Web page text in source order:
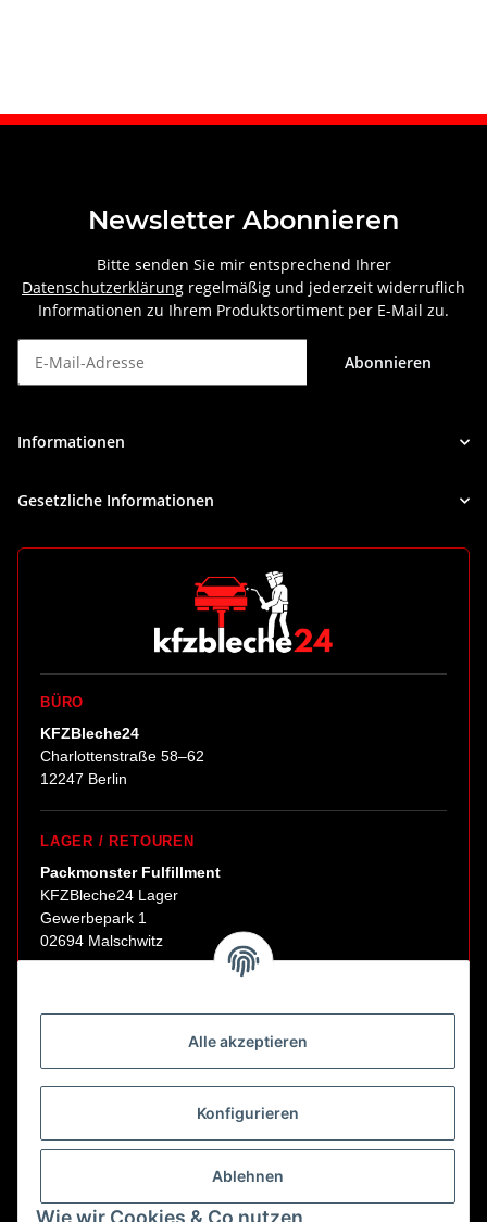
Alle akzeptieren
Konfigurieren
Ablehnen
Wie wir Cookies & Co nutzen
Newsletter Abonnieren
Bitte senden Sie mir entsprechend Ihrer
Datenschutzerklärung regelmäßig und jederzeit widerruflich
Informationen zu Ihrem Produktsortiment per E-Mail zu.
Abonnieren
Informationen
Gesetzliche Informationen
BÜRO
KFZBleche24
Charlottenstraße 58–62
12247 Berlin
LAGER / RETOUREN
Packmonster Fulfillment
KFZBleche24 Lager
Gewerbepark 1
02694 Malschwitz
Abholungen nur nach Terminvereinbarung.
E-Mail:sales@kfzbleche24.de
Vertrag widerrufen